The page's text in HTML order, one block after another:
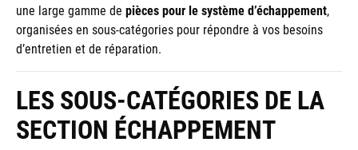
une large gamme de pièces pour le système d’échappement,
organisées en sous-catégories pour répondre à vos besoins
d’entretien et de réparation.
LES SOUS-CATÉGORIES DE LA
SECTION ÉCHAPPEMENT